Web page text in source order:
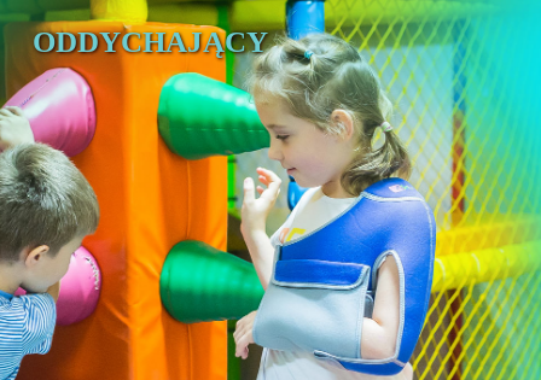
ODDYCHAJĄCY